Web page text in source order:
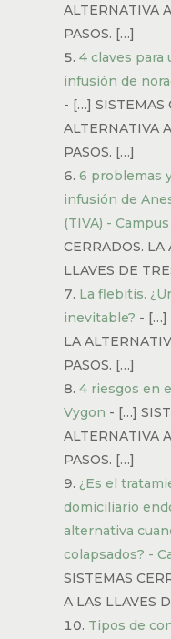
ALTERNATIVA
PASOS. […]
4 claves para
infusión de
- […] SISTEMAS
ALTERNATIVA
PASOS. […]
6 problemas
infusión de
(TIVA) -
CERRADOS. LA
LLAVES DE
La flebitis.
inevitable? - […]
LA
PASOS. […]
4 riesgos en
Vygon - […]
ALTERNATIVA
PASOS. […]
¿Es el
domiciliario
alternativa
colapsados? -
SISTEMAS
A LAS LLAVES
Tipos de